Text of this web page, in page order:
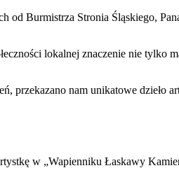
Burmistrza Stronia Śląskiego,
lokalnej znaczenie nie
przekazano nam unikatowe
w „Wapienniku Łaskawy